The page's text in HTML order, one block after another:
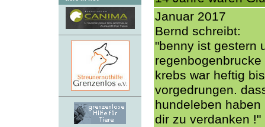
Januar 2017
Bernd schreibt:
"benny ist gestern
krebs war heftig
vorgedrungen.
hundeleben
dir zu verdanken !"